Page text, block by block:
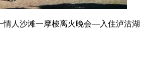
人沙滩一摩梭离火晚会—入住泸沽湖